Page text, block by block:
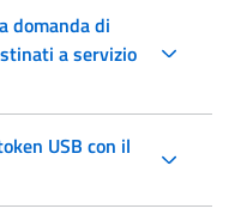
domanda di
a servizio
USB con il